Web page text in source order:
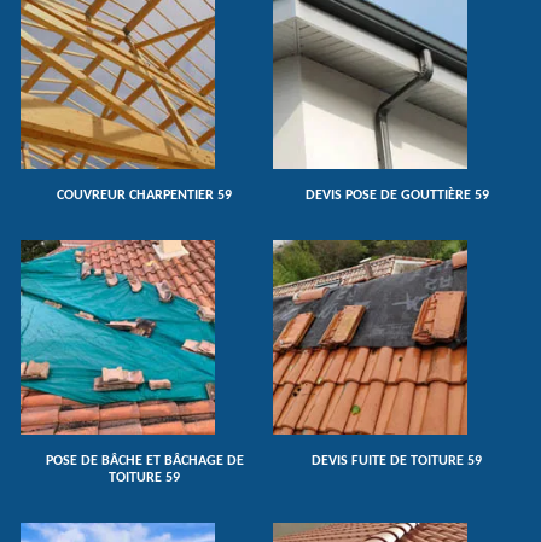
COUVREUR CHARPENTIER 59 DEVIS POSE DE GOUTTIÈRE 59
POSE DE BÂCHE ET BÂCHAGE DE
TOITURE 59
DEVIS FUITE DE TOITURE 59